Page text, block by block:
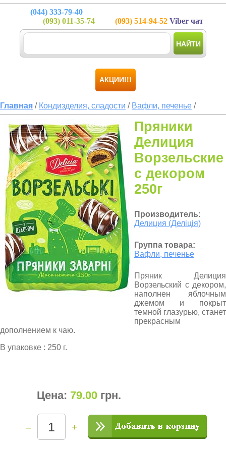
(044) 333-79-40
(093) 011-35-74 (093) 514-94-52 Viber чат
НАЙТИ
АКЦИИ!!!
Главная / Кондизделия, сладости / Вафли, печенье /
Пряники
Делиция
Ворзельские
с декором
250г
Производитель:
Делиция (Деліція)
Группа товара:
Вафли, печенье
Пряник Делиция
Ворзельский с декором,
наполнен яблочным
джемом и покрыт
темной глазурью, станет
прекрасным
дополнением к чаю.
В упаковке : 250 г.
Цена: 79.00 грн.
– +